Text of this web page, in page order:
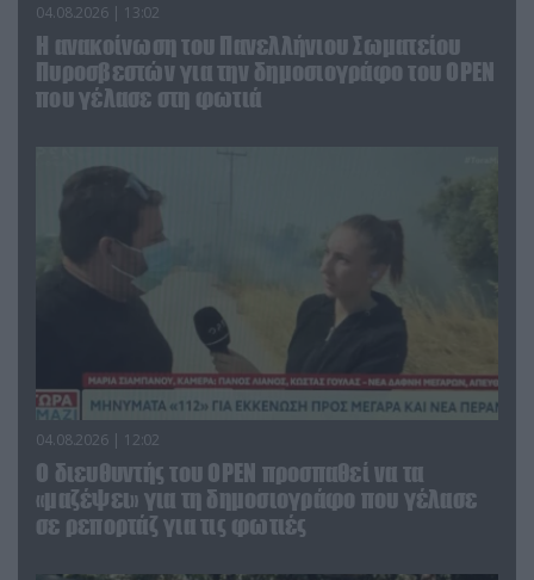
04.08.2026 | 13:02
Η ανακοίνωση του Πανελλήνιου Σωματείου
Πυροσβεστών για την δημοσιογράφο του OPEN
που γέλασε στη φωτιά
04.08.2026 | 12:02
O διευθυντής του OPEN προσπαθεί να τα
«μαζέψει» για τη δημοσιογράφο που γέλασε
σε ρεπορτάζ για τις φωτιές